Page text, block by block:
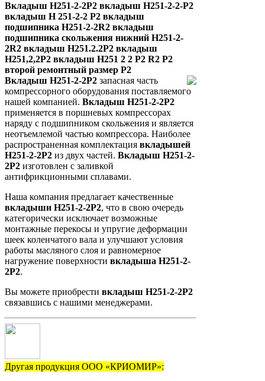
Вкладыш Н251-2-2Р2 вкладыш Н251-2-2-Р2
вкладыш Н 251-2-2 Р2 вкладыш
подшипника Н251-2-2R2 вкладыш
подшипника скольжения нижний Н251-2-
2R2 вкладыш Н251.2.2Р2 вкладыш
Н251,2,2Р2 вкладыш Н251 2 2 Р2 R2 P2
второй ремонтный размер Р2
Вкладыш Н251-2-2Р2 запасная часть
компрессорного оборудования поставляемого
нашей компанией. Вкладыш Н251-2-2Р2
применяется в поршневых компрессорах
наряду с подшипником скольжения и является
неотъемлемой частью компрессора. Наиболее
распространенная комплектация вкладышей
Н251-2-2Р2 из двух частей. Вкладыш Н251-2-
2Р2 изготовлен с заливкой
антифрикционными сплавами.
Наша компания предлагает качественные
вкладыши Н251-2-2Р2, что в свою очередь
категорически исключает возможные
монтажные перекосы и упругие деформации
шеек коленчатого вала и улучшают условия
работы масляного слоя и равномерное
нагружение поверхности вкладыша Н251-2-
2Р2.
Вы можете приобрести вкладыш Н251-2-2Р2
связавшись с нашими менеджерами.
Другая продукция ООО «КРИОМИР»: